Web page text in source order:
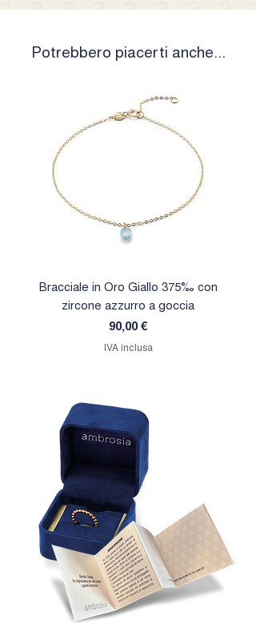
Potrebbero piacerti anche...
Bracciale in Oro Giallo 375‰ con
zircone azzurro a goccia
Prezzo
90,00 €
IVA inclusa